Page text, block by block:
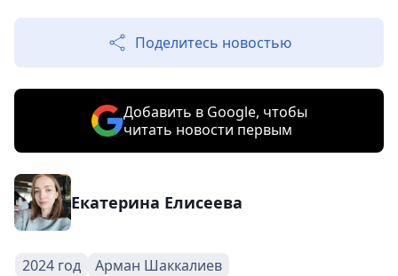
Поделитесь новостью
Добавить в Google, чтобы
читать новости первым
Екатерина Елисеева
2024 год
Арман Шаккалиев